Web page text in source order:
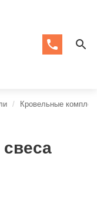
Кровельные
свеса